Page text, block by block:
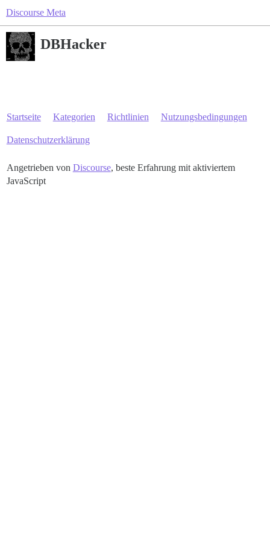
Discourse Meta
DBHacker
Startseite Kategorien Richtlinien Nutzungsbedingungen
Datenschutzerklärung
Angetrieben von Discourse, beste Erfahrung mit aktiviertem
JavaScript